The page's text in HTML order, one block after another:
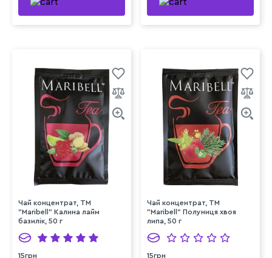
Чай концентрат, ТМ
"Maribell" Калина лайм
базилік, 50 г
15грн
Чай концентрат, ТМ
"Maribell" Полуниця хвоя
липа, 50 г
15грн